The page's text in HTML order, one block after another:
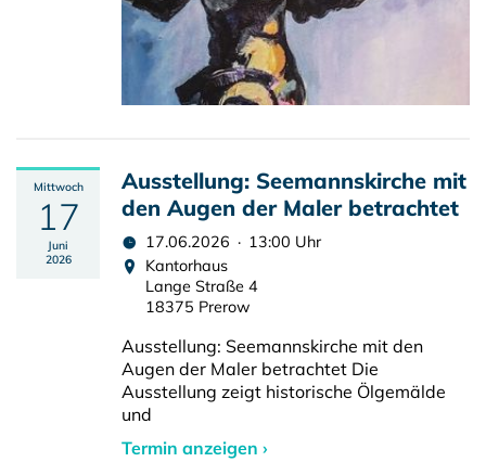
Mittwoch
17
Juni
2026
Ausstellung: Seemannskirche mit
den Augen der Maler betrachtet
17.06.2026 · 13:00 Uhr
Kantorhaus
Lange Straße 4
18375 Prerow
Ausstellung: Seemannskirche mit den
Augen der Maler betrachtet Die
Ausstellung zeigt historische Ölgemälde
und
Termin anzeigen ›